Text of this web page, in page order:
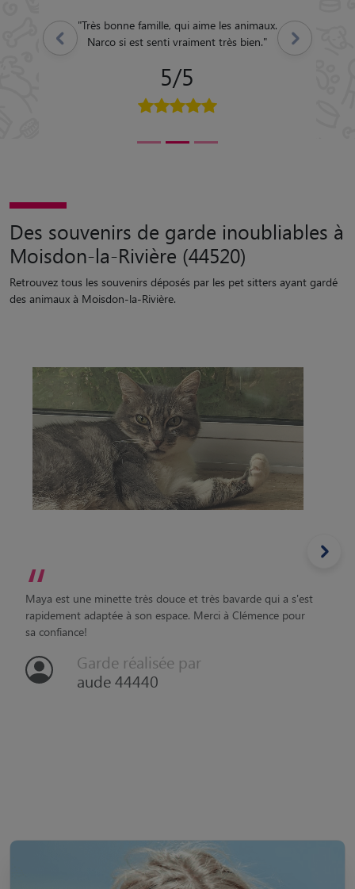
"Très bonne famille, qui aime les animaux.
Narco si est senti vraiment très bien."
5/5
Précédent Suivant
Des souvenirs de garde inoubliables à
Moisdon-la-Rivière (44520)
Retrouvez tous les souvenirs déposés par les pet sitters ayant gardé
des animaux à Moisdon-la-Rivière.
“
Maya est une minette très douce et très bavarde qui a s'est
rapidement adaptée à son espace. Merci à Clémence pour
sa confiance!
Garde réalisée par
aude 44440